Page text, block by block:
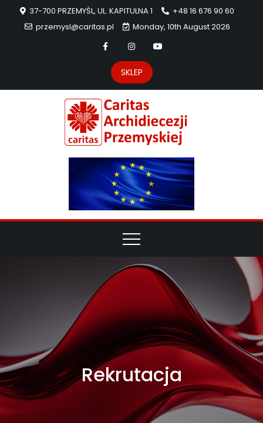
37-700 PRZEMYŚL, UL. KAPITULNA 1
+48 16 676 90 60
przemysl@caritas.pl
Monday, 10th August 2026
SKLEP
Rekrutacja